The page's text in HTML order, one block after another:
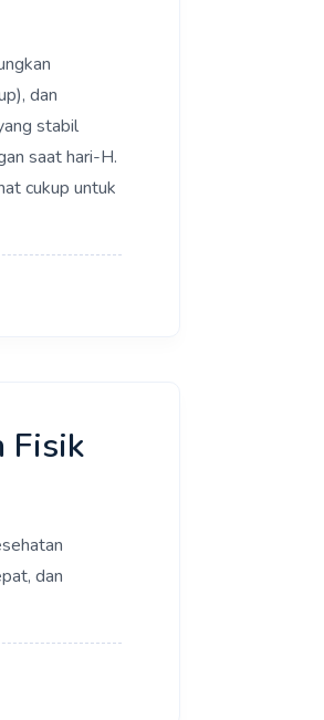
dan
stabil
saat hari-H.
cukup untuk
Fisik
dan